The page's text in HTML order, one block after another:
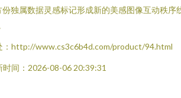
独属数据灵感标记形成新的美感图像互动秩
：http://www.cs3c6b4d.com/product/94.html
时间：2026-08-06 20:39:31